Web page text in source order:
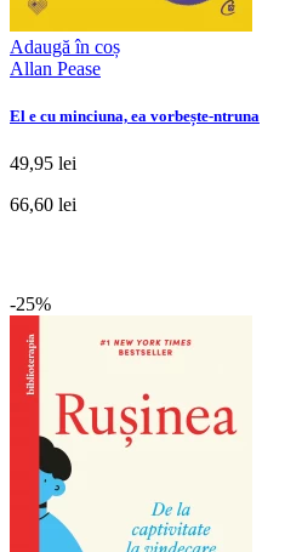
Adaugă în coș
Allan Pease
El e cu minciuna, ea vorbește-ntruna
49,95 lei
66,60 lei
-25%